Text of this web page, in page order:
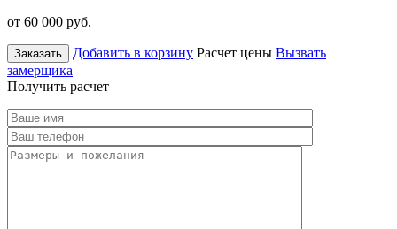
от 60 000 руб.
Заказать Добавить в корзину Расчет цены Вызвать
замерщика
Получить расчет